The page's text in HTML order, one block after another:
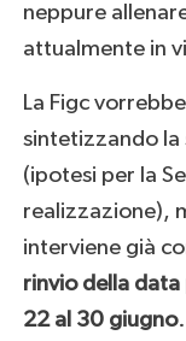
neppure
attualmente in
La Figc
sintetizzando la
(ipotesi per la
realizzazione),
interviene già
rinvio della data
22 al 30 giugno